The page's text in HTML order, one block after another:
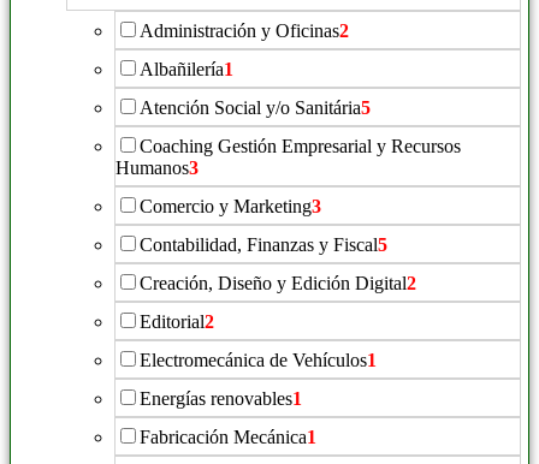
Administración y Oficinas2
Albañilería1
Atención Social y/o Sanitária5
Coaching Gestión Empresarial y Recursos
Humanos3
Comercio y Marketing3
Contabilidad, Finanzas y Fiscal5
Creación, Diseño y Edición Digital2
Editorial2
Electromecánica de Vehículos1
Energías renovables1
Fabricación Mecánica1